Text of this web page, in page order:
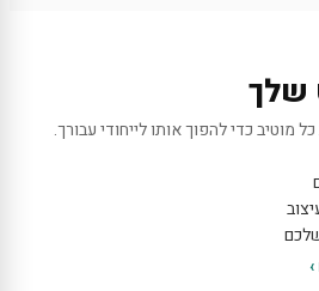
שלך
מוטיב כדי להפוך אותו לייחודי עבורך.